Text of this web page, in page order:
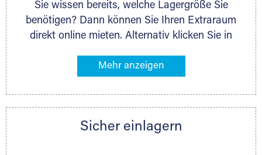
Sie wissen bereits, welche Lagergröße Sie
benötigen? Dann können Sie Ihren Extraraum
direkt online mieten. Alternativ klicken Sie in
Gegenstände an, die Sie einlagern möchten –
ermittelt. Natürlich steht Ihnen Ihr Extraraum
persönlich hinsichtlich Lagervolumen und zu
Sicher einlagern